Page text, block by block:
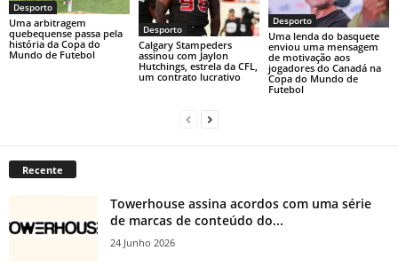
Desporto
Uma arbitragem
quebequense passa pela
história da Copa do
Mundo de Futebol
Desporto
Calgary Stampeders
assinou com Jaylon
Hutchings, estrela da CFL,
um contrato lucrativo
Desporto
Uma lenda do basquete
enviou uma mensagem
de motivação aos
jogadores do Canadá na
Copa do Mundo de
Futebol
Recente
Towerhouse assina acordos com uma série
de marcas de conteúdo do...
24 Junho 2026